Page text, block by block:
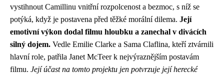
vystihnout Camillinu vnitřní rozpolcenost a bezmoc, s níž se
potýká, když je postavena před těžké morální dilema. Její
emotivní výkon dodal filmu hloubku a zanechal v divácích
silný dojem. Vedle Emilie Clarke a Sama Claflina, kteří ztvárnili
hlavní role, patřila Janet McTeer k nejvýraznějším postavám
filmu. Její účast na tomto projektu jen potvrzuje její herecké